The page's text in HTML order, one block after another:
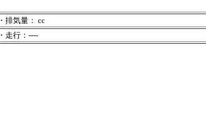
・排気量： cc
・走行：----